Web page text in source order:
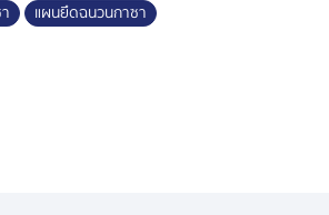
แผนยึดฉนวนกาซา